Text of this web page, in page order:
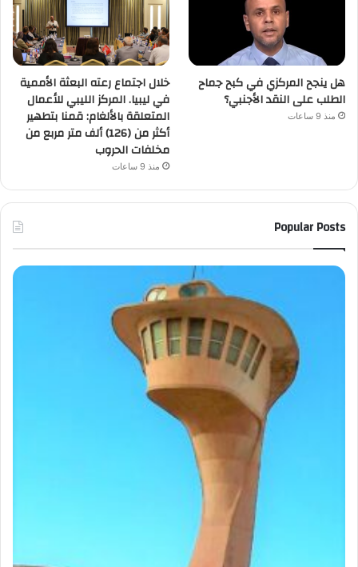
هل ينجح المركزي في كبح جماح
الطلب على النقد الأجنبي؟
منذ 9 ساعات
خلال اجتماع رعته البعثة الأممية
في ليبيا. المركز الليبي للأعمال
المتعلقة بالألغام: قمنا بتطهير
أكثر من (126) ألف متر مربع من
مخلفات الحروب
منذ 9 ساعات
Popular Posts